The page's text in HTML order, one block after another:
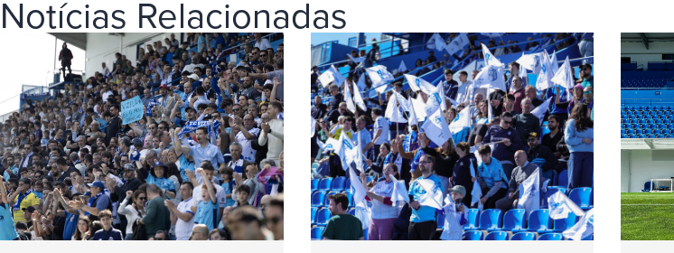
Notícias Relacionadas